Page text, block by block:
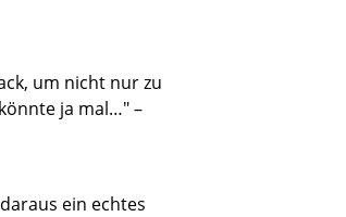
um nicht nur zu
ja mal…" –
ein echtes